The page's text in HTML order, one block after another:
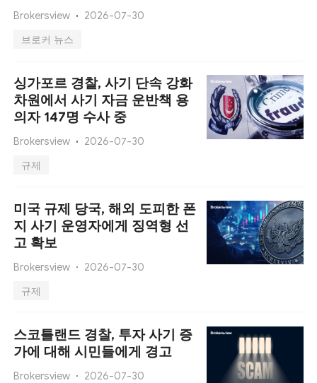
Brokersview
2026-07-30
브로커 뉴스
싱가포르 경찰, 사기 단속 강화
차원에서 사기 자금 운반책 용
의자 147명 수사 중
Brokersview
2026-07-30
규제
미국 규제 당국, 해외 도피한 폰
지 사기 운영자에게 징역형 선
고 확보
Brokersview
2026-07-30
규제
스코틀랜드 경찰, 투자 사기 증
가에 대해 시민들에게 경고
Brokersview
2026-07-30